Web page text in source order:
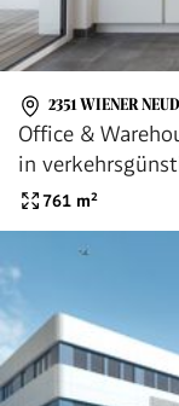
2351 WIENER
Office &
in
ausgestattet,
BUSINESS-PARK
761 m²